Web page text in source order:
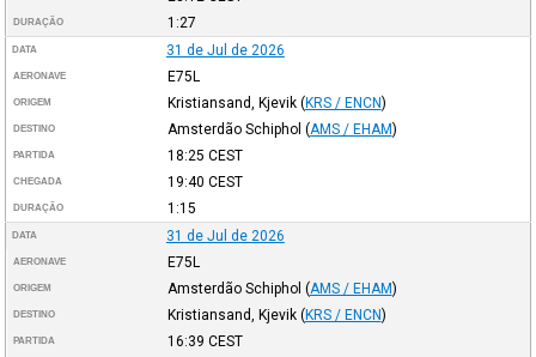
DURAÇÃO 1:27
DATA 31 de Jul de 2026
AERONAVE E75L
ORIGEM Kristiansand, Kjevik (KRS / ENCN)
DESTINO Amsterdão Schiphol (AMS / EHAM)
PARTIDA 18:25 CEST
CHEGADA 19:40 CEST
DURAÇÃO 1:15
DATA 31 de Jul de 2026
AERONAVE E75L
ORIGEM Amsterdão Schiphol (AMS / EHAM)
DESTINO Kristiansand, Kjevik (KRS / ENCN)
PARTIDA 16:39 CEST